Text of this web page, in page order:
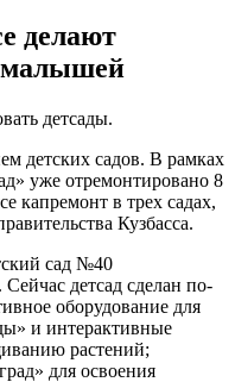
делают
малышей
детсады.
детских садов. В рамках
уже отремонтировано 8
капремонт в трех садах,
Кузбасса.
сад №40
детсад сделан по-
оборудование для
и интерактивные
растений;
для освоения